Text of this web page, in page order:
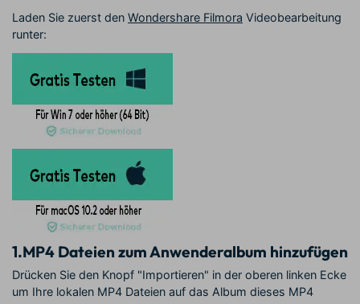
Laden Sie zuerst den Wondershare Filmora Videobearbeitung
runter:
1.MP4 Dateien zum Anwenderalbum hinzufügen
Drücken Sie den Knopf "Importieren" in der oberen linken Ecke
um Ihre lokalen MP4 Dateien auf das Album dieses MP4